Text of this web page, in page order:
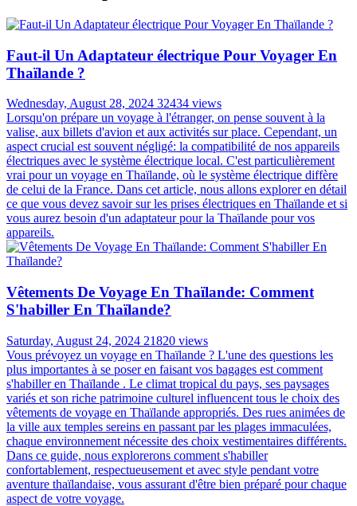
Faut-il Un Adaptateur électrique Pour Voyager En
Thaïlande ?
Wednesday, August 28, 2024 32434 views
Lorsqu'on prépare un voyage à l'étranger, on pense souvent à la
valise, aux billets d'avion et aux activités sur place. Cependant, un
aspect crucial est souvent négligé: la compatibilité de nos appareils
électriques avec le système électrique local. C'est particulièrement
vrai pour un voyage en Thaïlande, où le système électrique diffère
de celui de la France. Dans cet article, nous allons explorer en détail
ce que vous devez savoir sur les prises électriques en Thaïlande et si
vous aurez besoin d'un adaptateur pour la Thaïlande pour vos
appareils.
Vêtements De Voyage En Thaïlande: Comment
S'habiller En Thaïlande?
Saturday, August 24, 2024 21820 views
Vous prévoyez un voyage en Thaïlande ? L'une des questions les
plus importantes à se poser en faisant vos bagages est comment
s'habiller en Thaïlande . Le climat tropical du pays, ses paysages
variés et son riche patrimoine culturel influencent tous le choix des
vêtements de voyage en Thaïlande appropriés. Des rues animées de
la ville aux temples sereins en passant par les plages immaculées,
chaque environnement nécessite des choix vestimentaires différents.
Dans ce guide, nous explorerons comment s'habiller
confortablement, respectueusement et avec style pendant votre
aventure thaïlandaise, vous assurant d'être bien préparé pour chaque
aspect de votre voyage.